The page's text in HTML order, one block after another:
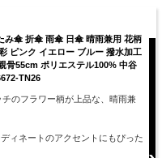
み傘 折傘 雨傘 日傘 晴雨兼用 花柄
ピンク イエロー ブルー 撥水加工
骨55cm ポリエステル100% 中谷
TN26
のフラワー柄が上品な、晴雨兼
ィネートのアクセントにもぴった